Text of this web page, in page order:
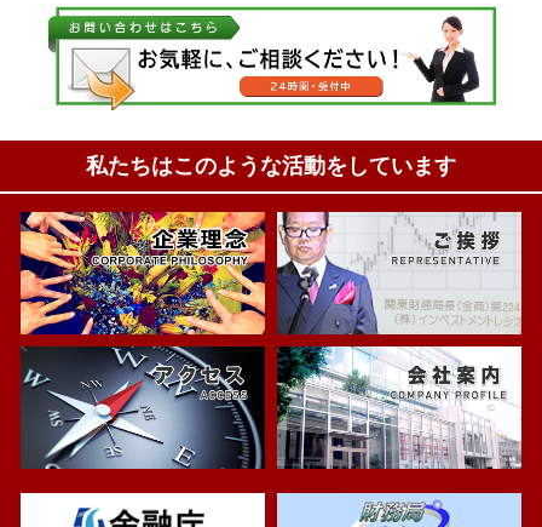
私たちはこのような活動をしています